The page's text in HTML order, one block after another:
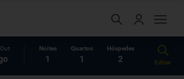
Noites
1
Quartos
1
Hóspedes
2 Editar